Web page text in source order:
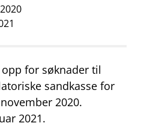
for søknader til
sandkasse for
2020.
2021.